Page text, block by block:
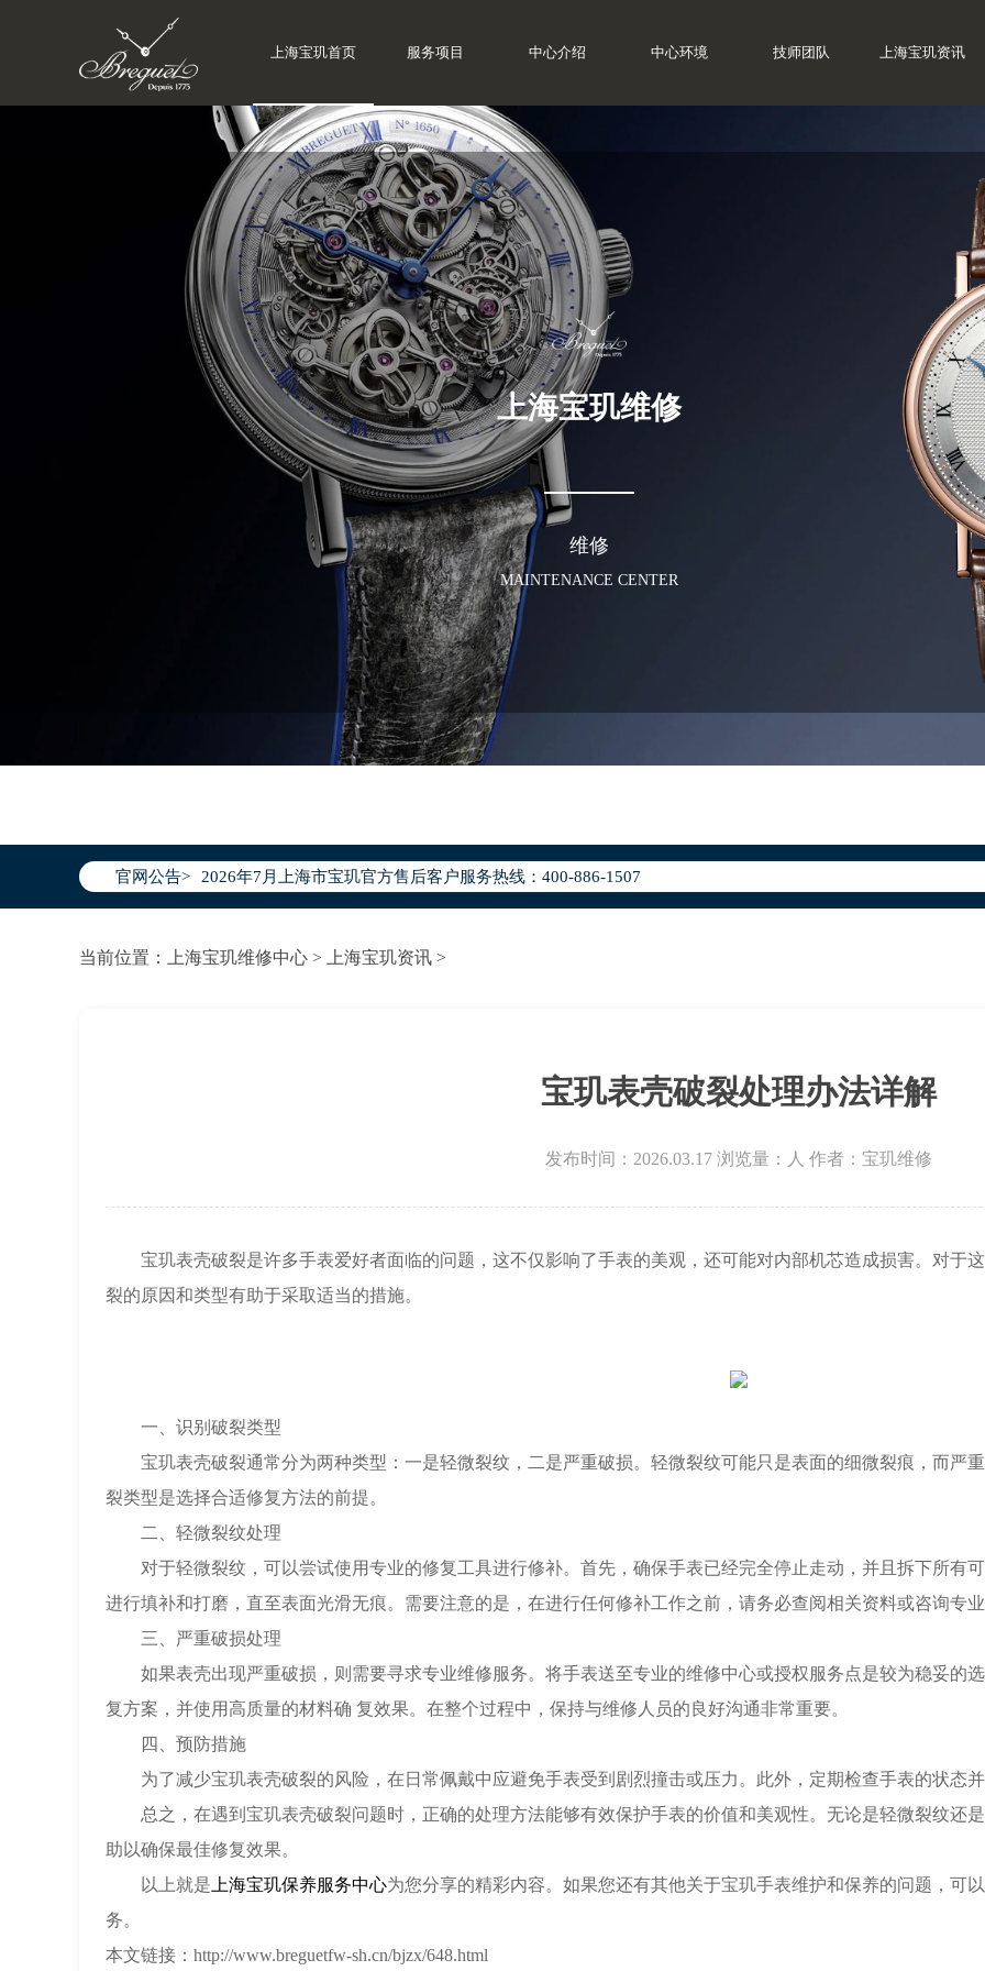
上海宝玑首页 服务项目 中心介绍 中心环境 技师团队 上海宝玑资讯
上海宝玑维修
维修
MAINTENANCE CENTER
官网公告>
2026年7月宝玑上海市售后服务网络优化升级公告
2026年7月上海市宝玑官方售后客户服务热线：400-886-1507
上海市黄浦区南京东路299号宏伊国际广场写字楼8层806室（需提前预约）
当前位置： 上海宝玑维修中心 > 上海宝玑资讯 >
宝玑表壳破裂处理办法详解
发布时间：2026.03.17 浏览量： 人 作者：宝玑维修
宝玑表壳破裂是许多手表爱好者面临的问题，这不仅影响了手表的美观，还可能对内部机芯造成损害。对于
裂的原因和类型有助于采取适当的措施。
一、识别破裂类型
宝玑表壳破裂通常分为两种类型：一是轻微裂纹，二是严重破损。轻微裂纹可能只是表面的细微裂痕，而严
裂类型是选择合适修复方法的前提。
二、轻微裂纹处理
对于轻微裂纹，可以尝试使用专业的修复工具进行修补。首先，确保手表已经完全停止走动，并且拆下所有
进行填补和打磨，直至表面光滑无痕。需要注意的是，在进行任何修补工作之前，请务必查阅相关资料或咨询专
三、严重破损处理
如果表壳出现严重破损，则需要寻求专业维修服务。将手表送至专业的维修中心或授权服务点是较为稳妥的
复方案，并使用高质量的材料确 复效果。在整个过程中，保持与维修人员的良好沟通非常重要。
四、预防措施
为了减少宝玑表壳破裂的风险，在日常佩戴中应避免手表受到剧烈撞击或压力。此外，定期检查手表的状态
总之，在遇到宝玑表壳破裂问题时，正确的处理方法能够有效保护手表的价值和美观性。无论是轻微裂纹还
助以确保最佳修复效果。
以上就是 上海宝玑保养服务中心为您分享的精彩内容。如果您还有其他关于宝玑手表维护和保养的问题，可
务。
本文链接：http://www.breguetfw-sh.cn/bjzx/648.html